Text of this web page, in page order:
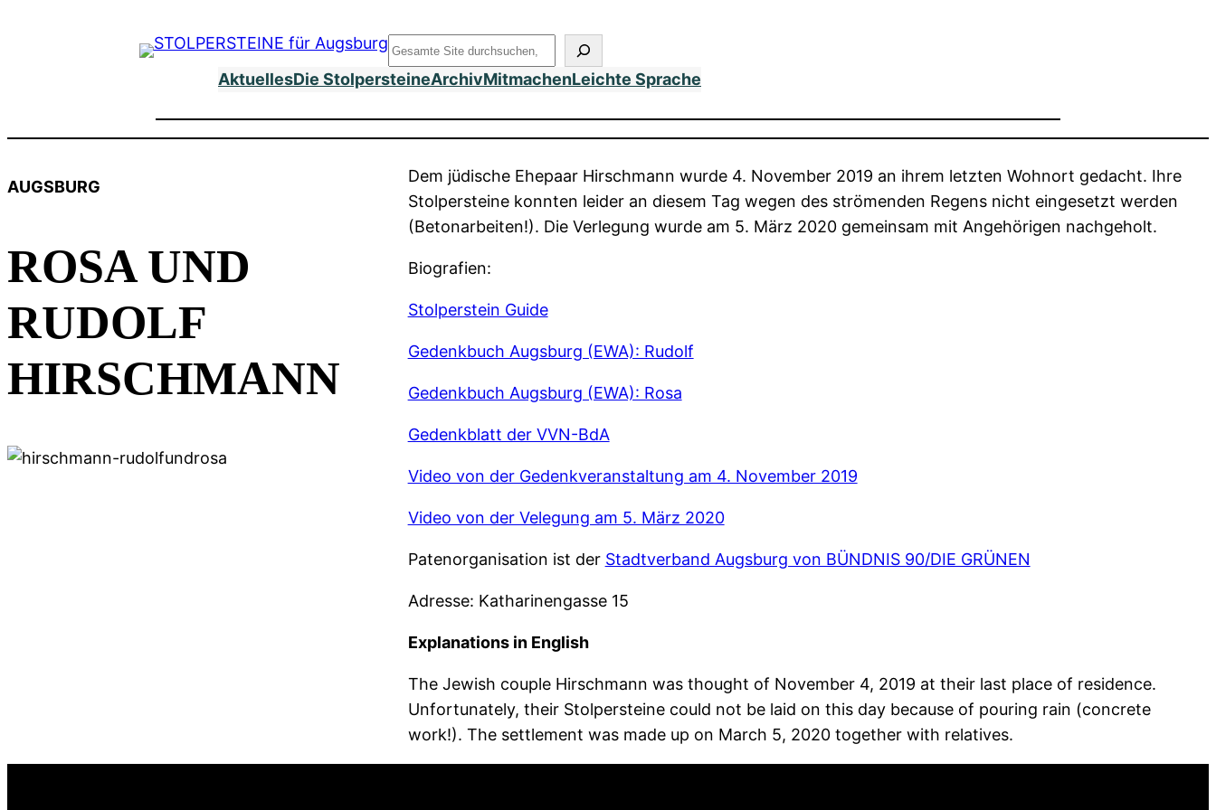
Suchen
AktuellesDie StolpersteineArchivMitmachenLeichte Sprache
AUGSBURG
ROSA UND
RUDOLF
HIRSCHMANN
Dem jüdische Ehepaar Hirschmann wurde 4. November 2019 an ihrem letzten Wohnort gedacht. Ihre
Stolpersteine konnten leider an diesem Tag wegen des strömenden Regens nicht eingesetzt werden
(Betonarbeiten!). Die Verlegung wurde am 5. März 2020 gemeinsam mit Angehörigen nachgeholt.
Biografien:
Stolperstein Guide
Gedenkbuch Augsburg (EWA): Rudolf
Gedenkbuch Augsburg (EWA): Rosa
Gedenkblatt der VVN-BdA
Video von der Gedenkveranstaltung am 4. November 2019
Video von der Velegung am 5. März 2020
Patenorganisation ist der Stadtverband Augsburg von BÜNDNIS 90/DIE GRÜNEN
Adresse: Katharinengasse 15
Explanations in English
The Jewish couple Hirschmann was thought of November 4, 2019 at their last place of residence.
Unfortunately, their Stolpersteine could not be laid on this day because of pouring rain (concrete
work!). The settlement was made up on March 5, 2020 together with relatives.